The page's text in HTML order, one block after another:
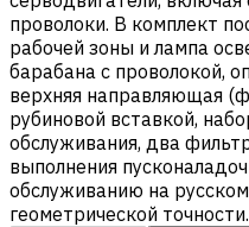
проволоки. В комплект
рабочей зоны и лампа
барабана с проволокой,
верхняя направляющая
рубиновой вставкой,
обслуживания, два
выполнения
обслуживанию на
геометрической точности.